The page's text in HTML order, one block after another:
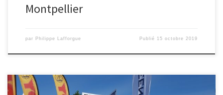
Montpellier
par Philippe Lafforgue Publié 15 octobre 2019